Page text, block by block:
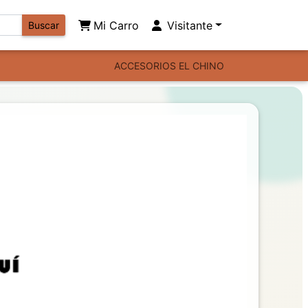
Buscar Mi Carro Visitante
ACCESORIOS EL CHINO